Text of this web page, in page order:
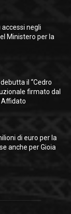
negli
Ministero per la
il “Cedro
firmato dal
di euro per la
anche per Gioia